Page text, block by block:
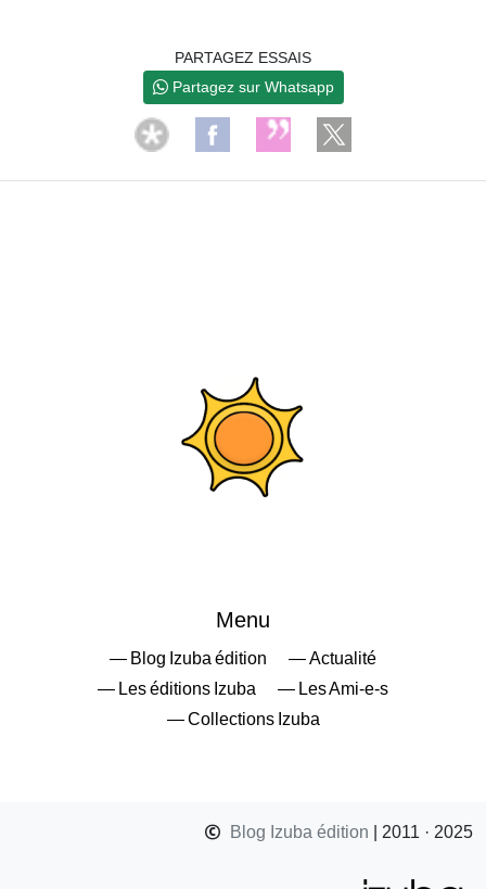
PARTAGEZ ESSAIS
Partagez sur Whatsapp
Menu
— Blog Izuba édition
— Actualité
— Les éditions Izuba
— Les Ami-e-s
— Collections Izuba
Blog Izuba édition | 2011 · 2025